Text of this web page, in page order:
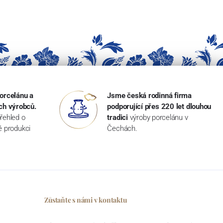
a
výrobců.
o
produkci
Jsme česká rodinná firma
podporující přes 220 let dlouhou
tradici výroby porcelánu v
Čechách.
Zůstaňte s námi v kontaktu